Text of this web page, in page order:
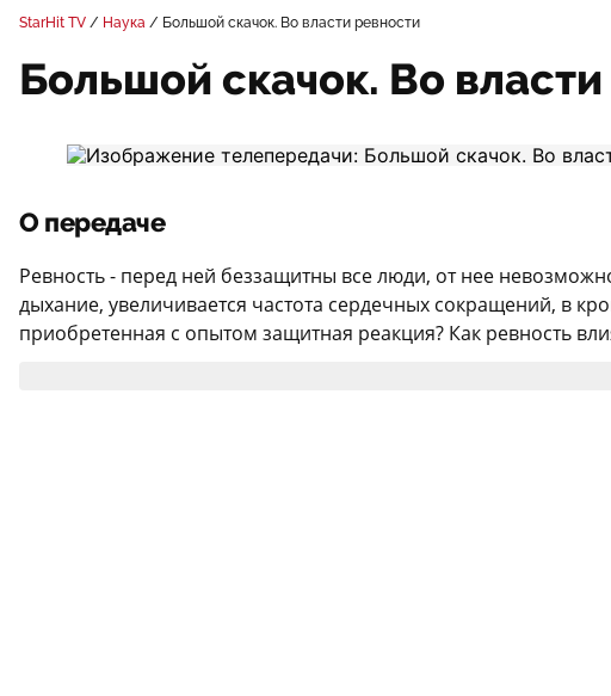
StarHit TV Наука Большой скачок. Во власти ревности
Большой скачок. Во
О передаче
Ревность - перед ней беззащитны все люди, от нее
дыхание, увеличивается частота сердечных сокращений, в
приобретенная с опытом защитная реакция? Как ревность